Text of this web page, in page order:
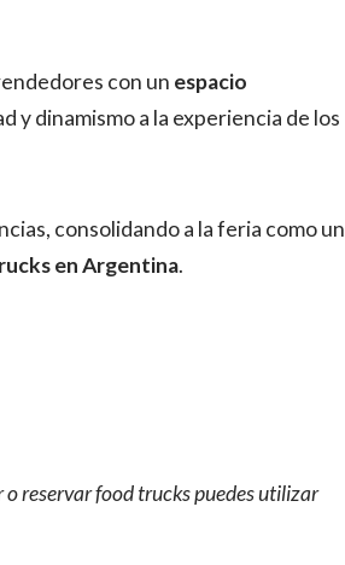
con un espacio
y dinamismo a la experiencia de los
consolidando a la feria como un
en Argentina.
reservar food trucks puedes utilizar